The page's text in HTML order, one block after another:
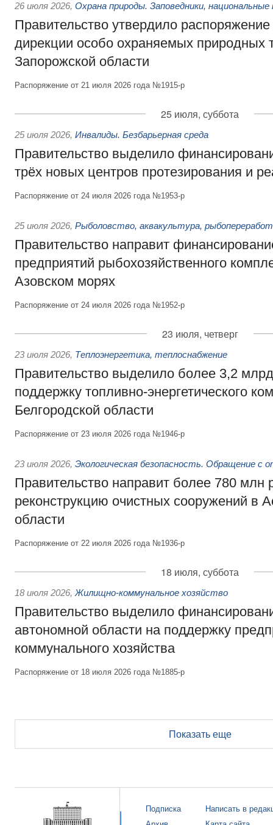
26 июля 2026, Охрана природы. Заповедники, национальные
Правительство утвердило
дирекции особо охраняемых природных
Запорожской области
Распоряжение от 21 июля 2026 года №1915-р
25 июля, суббота
25 июля 2026, Инвалиды. Безбарьерная среда
Правительство выделило
трёх новых центров протезирования и
Распоряжение от 24 июля 2026 года №1953-р
25 июля 2026, Рыболовство, аквакультура,
Правительство направит
предприятий рыбохозяйственного
Азовском морях
Распоряжение от 24 июля 2026 года №1952-р
23 июля, четверг
23 июля 2026, Теплоэнергетика, теплоснабжение
Правительство выделило более 3,2
поддержку топливно-энергетического
Белгородской области
Распоряжение от 23 июля 2026 года №1946-р
23 июля 2026, Экологическая безопасность. Обращение с
Правительство направит более 780 млн
реконструкцию очистных сооружений в
области
Распоряжение от 22 июля 2026 года №1936-р
18 июля, суббота
18 июля 2026, Жилищно-коммунальное хозяйство
Правительство выделило
автономной области на поддержку
коммунального хозяйства
Распоряжение от 18 июля 2026 года №1885-р
Показать еще
Подписка
Написать в